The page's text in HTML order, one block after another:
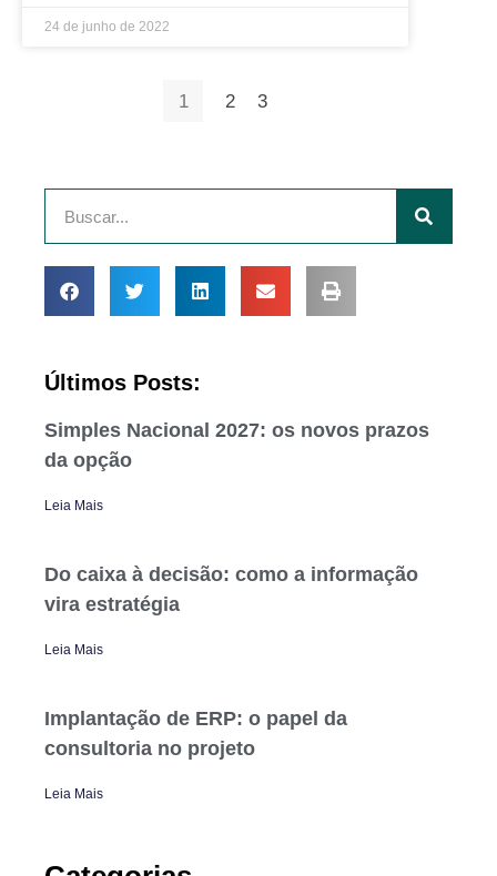
24 de junho de 2022
1 2 3
Últimos Posts:
Simples Nacional 2027: os novos prazos
da opção
Leia Mais
Do caixa à decisão: como a informação
vira estratégia
Leia Mais
Implantação de ERP: o papel da
consultoria no projeto
Leia Mais